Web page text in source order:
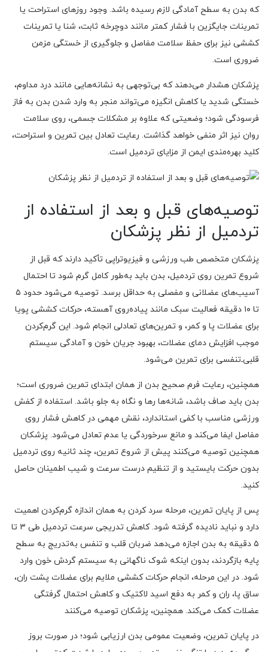
که بدن به سطح آمادگی لازم رسیده باشد. وجود روزهای استراحت یا
تمرینات جایگزین با فشار کمتر مانند دوچرخه ثابت، شنا یا تمرینات
کششی نیز برای حفظ سلامت مفاصل و جلوگیری از خستگی مزمن
ضروری است.
پزشکان هشدار می‌دهند که بی‌توجهی به نشانه‌هایی مانند درد مداوم،
خستگی شدید یا کاهش انگیزه می‌تواند منجر به وارد شدن بدن به فاز
فرسودگی شود؛ وضعیتی که علاوه بر مشکلات جسمی، روی سلامت
روان نیز اثر منفی خواهد گذاشت. رعایت تعادل بین تمرین و استراحت،
کلید بهره‌مندی ایمن از مزایای تردمیل است.
توصیه‌های قبل و بعد از استفاده از
تردمیل از نظر پزشکان
پزشکان متخصص طب ورزشی و فیزیوتراپی تأکید دارند که قبل از
شروع تمرین روی تردمیل، بدن باید به‌طور کامل گرم شود تا احتمال
آسیب‌های عضلانی و مفصلی به حداقل برسد. توصیه می‌شود حدود ۵
تا ۱۰ دقیقه فعالیت سبک مانند پیاده‌روی آهسته، حرکات کششی پویا
برای عضلات پا و کمر، و تمرین‌های تعادلی انجام شود. این گرم‌کردن
موجب افزایش دمای عضلات، بهبود جریان خون و آمادگی سیستم
قلبی‌ـ‌تنفسی برای تمرین می‌شود.
همچنین، رعایت فرم صحیح بدن از همان ابتدای تمرین ضروری است؛
بدن باید صاف باشد، شانه‌ها رها و نگاه به جلو باشد. استفاده از کفش
ورزشی مناسب با کفی استاندارد، نقش مهمی در کاهش فشار روی
مفاصل ایفا می‌کند و مانع سرخوردگی یا عدم تعادل می‌شود. پزشکان
همچنین توصیه می‌کنند پیش از شروع تمرین، چند ثانیه روی تردمیل
بدون حرکت بایستید و از تنظیم درست سرعت و شیب اطمینان حاصل
کنید.
پس از پایان تمرین، مرحله سرد کردن به همان اندازه گرم‌کردن اهمیت
دارد و نباید نادیده گرفته شود. کاهش تدریجی سرعت تردمیل طی ۳ تا
۵ دقیقه به بدن اجازه می‌دهد ضربان قلب و تنفس به‌تدریج به سطح
پایه بازگردند، بدون اینکه شوک ناگهانی به سیستم گردش خون وارد
شود. در این مرحله، انجام حرکات کششی ملایم برای عضلات پشت ران،
ساق پا، ران و کمر به دفع اسید لاکتیک و کاهش احتمال گرفتگی
عضلات کمک می‌کند. همچنین، پزشکان توصیه می‌کنند
در پایان تمرین، وضعیت عمومی بدن ارزیابی شود؛ در صورت بروز